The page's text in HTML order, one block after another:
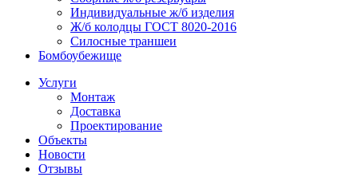
Индивидуальные ж/б изделия
Ж/б колодцы ГОСТ 8020-2016
Силосные траншеи
Бомбоубежище
Услуги
Монтаж
Доставка
Проектирование
Объекты
Новости
Отзывы